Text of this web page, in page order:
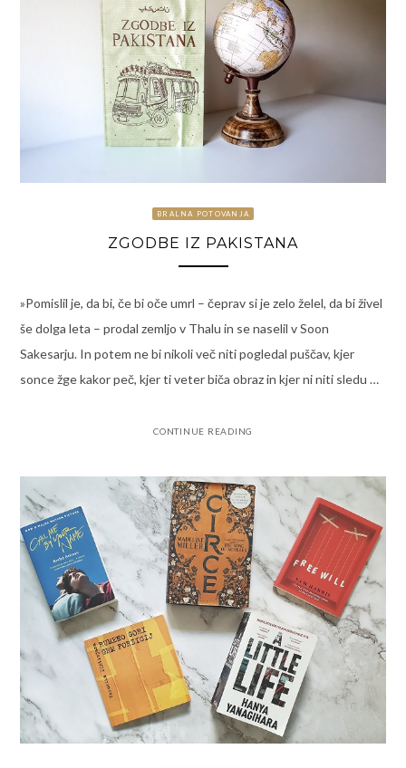
BRALNA POTOVANJA
ZGODBE IZ PAKISTANA
»Pomislil je, da bi, če bi oče umrl – čeprav si je zelo želel, da bi živel
še dolga leta – prodal zemljo v Thalu in se naselil v Soon
Sakesarju. In potem ne bi nikoli več niti pogledal puščav, kjer
sonce žge kakor peč, kjer ti veter biča obraz in kjer ni niti sledu …
CONTINUE READING